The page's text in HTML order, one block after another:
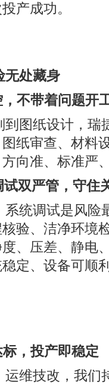
产成功。
无处藏身
不带着问题开
到图纸设计，瑞
纸审查、材料
向准、标准严
双严管，守住
系统调试是风险
验、洁净环境
、压差、静电
定、设备可顺
，投产即稳定
维技改，我们